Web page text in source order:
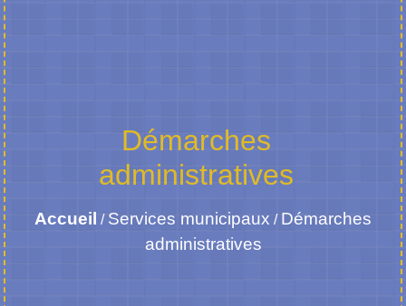
Démarches
administratives
Accueil / Services municipaux / Démarches
administratives